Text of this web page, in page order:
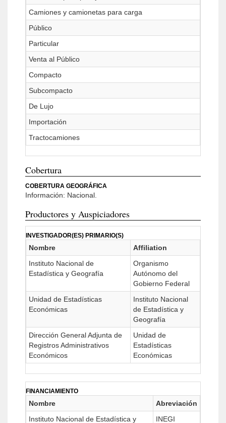
Camiones y camionetas para carga
Público
Particular
Venta al Público
Compacto
Subcompacto
De Lujo
Importación
Tractocamiones
Cobertura
COBERTURA GEOGRÁFICA
Información: Nacional.
Productores y Auspiciadores
INVESTIGADOR(ES) PRIMARIO(S)
Nombre
Affiliation
Instituto Nacional de
Estadística y Geografía
Organismo
Autónomo del
Gobierno Federal
Unidad de Estadísticas
Económicas
Instituto Nacional
de Estadística y
Geografía
Dirección General Adjunta de
Registros Administrativos
Económicos
Unidad de
Estadísticas
Económicas
FINANCIAMIENTO
Nombre
Abreviación
Instituto Nacional de Estadística y
INEGI